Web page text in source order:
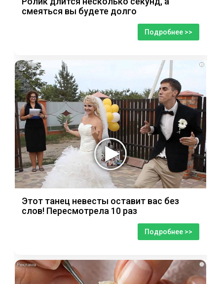
смеяться вы будете долго
Подробнее >>
i
Этот танец невесты оставит вас без
слов! Пересмотрела 10 раз
Подробнее >>
i